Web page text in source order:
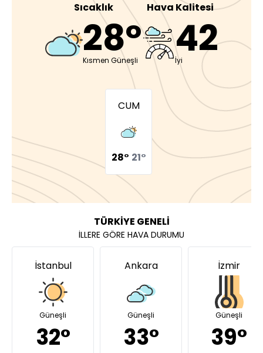
Sıcaklık
28°
Kısmen Güneşli
Hava Kalitesi
42
İyi
CUM
28° 21°
TÜRKİYE GENELİ
İLLERE GÖRE HAVA DURUMU
İstanbul
Güneşli
32°
Ankara
Güneşli
33°
İzmir
Güneşli
39°